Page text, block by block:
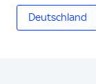
Deutschland